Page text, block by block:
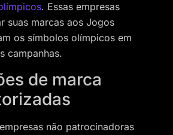
. Essas empresas
suas marcas aos Jogos
os símbolos olímpicos em
campanhas.
de marca
não patrocinadoras